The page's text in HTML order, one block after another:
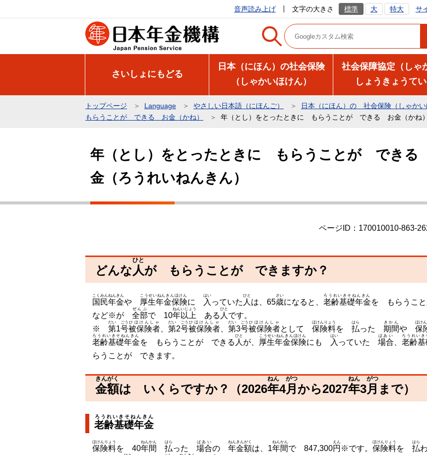
の
音声読み上げ 文字の大きさ 標準 大 特大 サ
さいしょにもどる
日本（にほん）の社会保険
（しゃかいほけん）
社会保障協定（しゃ
しょうきょうてい
トップページ Language やさしい日本語（にほんご）
日本（にほん）の 社会保険（しゃかい
もらうことが できる お金（かね）
年（とし）をとったときに もらうことが できる お金（かね）
ら
年（とし）をとったときに もらうことが できる
金（ろうれいねんきん）
ページID：170010010-863-
どんな人
ひと
が もらうことが できますか？
国民年金
こくみんねんきん
や 厚生年金保険
こうせいねんきんほけん
に 入
はい
っていた 人
ひと
は、65歳
さい
になると、 老齢基礎年金
ろうれいきそねんきん
を もらうこ
など※が 全部
ぜんぶ
で 10年以上
ねんいじょう
ある 人
ひと
です。
※ 第
だい
1号
ごう
被保険者
ひほけんしゃ
、 第
だい
2号
ごう
被保険者
ひほけんしゃ
、 第
だい
3号
ごう
被保険者
ひほけんしゃ
として 保険料
ほけんりょう
を 払
はら
った 期間
きかん
や 保
ほけ
老齢基礎年金
ろうれいきそねんきん
を もらうことが できる 人
ひと
が、 厚生年金保険
こうせいねんきんほけん
にも 入
はい
っていた 場合
ばあい
老齢
ろうれいき
らうことが できます。
金額
きんがく
は いくらですか？（2026年
ねん
4月
がつ
から2027年
ねん
3月
がつ
まで）
老齢基礎年金
ろうれいきそねんきん
保険料
ほけんりょう
を 40年間
ねんかん
払
はら
った 場合
ばあい
の 年金額
ねんきんがく
は、1年間
ねんかん
で 847,300円
えん
※です。 保険料
ほけんりょう
を 払
はら